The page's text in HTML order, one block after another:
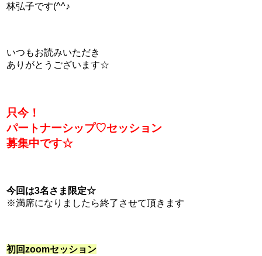
林弘子です(^^♪
いつもお読みいただき
ありがとうございます☆
只今！
パートナーシップ♡セッション
募集中です☆
今回は3名さま限定☆
※満席になりましたら終了させて頂きます
初回zoomセッション